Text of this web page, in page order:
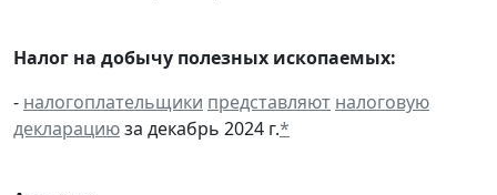
Налог на добычу полезных ископаемых:
- налогоплательщики представляют налоговую
декларациюза декабрь 2024 г.*